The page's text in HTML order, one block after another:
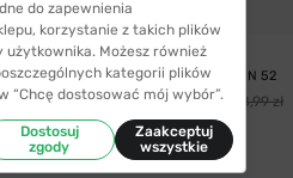
z...
Max Mara
Max Mara 1052 D5N 52
405,99 zł 658,99 zł
do zapewnienia
korzystanie z takich plików
użytkownika. Możesz również
kategorii plików
“Chcę dostosować mój wybór”.
Dostosuj
zgody
Zaakceptuj
wszystkie